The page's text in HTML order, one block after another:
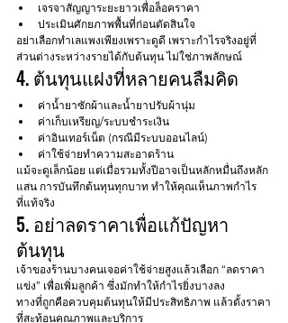
เจรจาสัญญาระยะยาวเพื่อล็อคราคา
ประเมินศักยภาพพื้นที่ก่อนตัดสินใจ
อย่าเลือกทำเลแพงเพียงเพราะดูดี เพราะกำไรจริงอยู่ที่
ส่วนต่างระหว่างรายได้กับต้นทุน ไม่ใช่ภาพลักษณ์
4. ต้นทุนแฝงที่หลายคนลืมคิด
ค่าน้ำยาซักผ้าและน้ำยาปรับผ้านุ่ม
ค่าเก็บเหรียญ/ระบบชำระเงิน
ค่าอินเทอร์เน็ต (กรณีมีระบบออนไลน์)
ค่าใช้จ่ายทำความสะอาดร้าน
แม้จะดูเล็กน้อย แต่เมื่อรวมทั้งปีอาจเป็นหลักหมื่นถึงหลัก
แสน การบันทึกต้นทุนทุกบาท ทำให้คุณเห็นภาพกำไร
ที่แท้จริง
5. อย่าลดราคาเพื่อแก้ปัญหา
ต้นทุน
เจ้าของร้านบางคนเจอค่าใช้จ่ายสูงแล้วเลือก “ลดราคา
แข่ง” เพื่อเพิ่มลูกค้า ซึ่งมักทำให้กำไรยิ่งบางลง
ทางที่ถูกคือควบคุมต้นทุนให้มีประสิทธิภาพ แล้วตั้งราคา
ที่สะท้อนคุณภาพและบริการ